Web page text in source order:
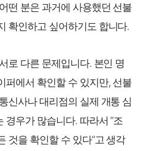
떤 분은 과거에 사용했던 선불
확인하고 싶어하기도 합니다.
로 다른 문제입니다. 본인 명
퍼에서 확인할 수 있지만, 선불
신사나 대리점의 실제 개통 심
경우가 많습니다. 따라서 “조
것을 확인할 수 있다”고 생각